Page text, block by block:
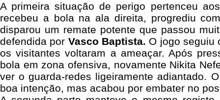
A primeira situação de perigo pertenceu
recebeu a bola na ala direita, progrediu
disparou um remate potente que passou
defendida por Vasco Baptista. O jogo seguiu
os visitantes voltaram a ameaçar. Após
bola em zona ofensiva, novamente Nikita
ver o guarda-redes ligeiramente adiantado.
boa intenção, mas acabou por embater no